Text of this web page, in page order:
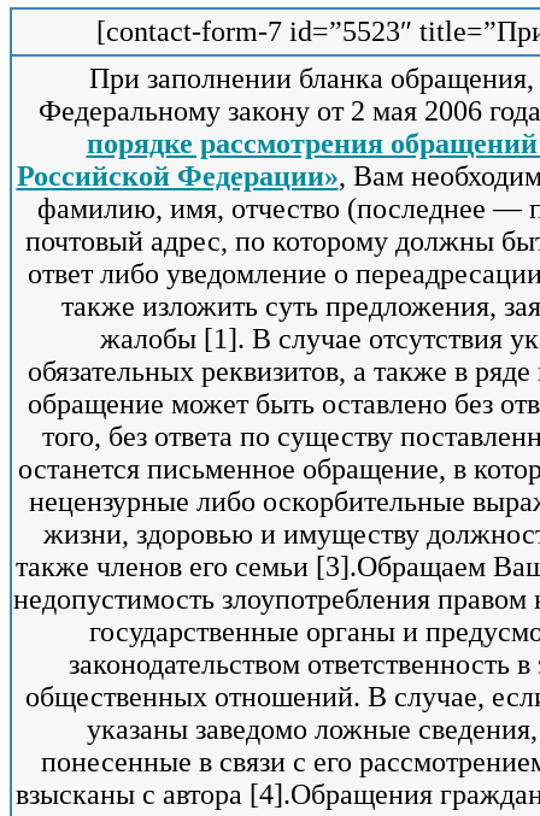
[contact-form-7 id=”5523″
При заполнении бланка обращения,
Федеральному закону от 2 мая 2006
порядке рассмотрения
Российской Федерации», Вам
фамилию, имя, отчество (последнее —
почтовый адрес, по которому должны
ответ либо уведомление о
также изложить суть предложения,
жалобы [1]. В случае отсутствия
обязательных реквизитов, а также в
обращение может быть оставлено без
того, без ответа по существу
останется письменное обращение, в
нецензурные либо оскорбительные
жизни, здоровью и имуществу
также членов его семьи [3].Обращаем
недопустимость злоупотребления
государственные органы и
законодательством ответственность
общественных отношений. В случае,
указаны заведомо ложные
понесенные в связи с его
взысканы с автора [4].Обращения